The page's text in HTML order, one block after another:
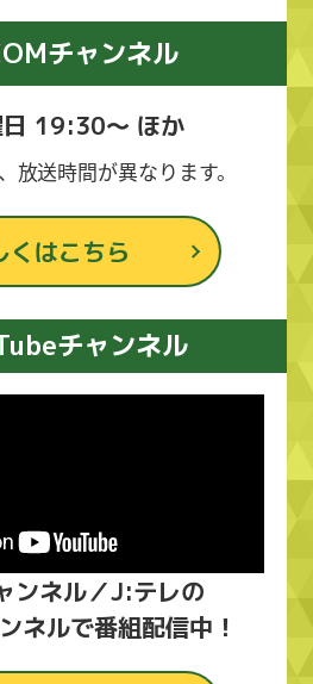
チャンネル
日 19:30～ ほか
送時間が異なります。
くはこちら
チャンネル
ンネル／J:テレの
ネルで番組配信中！